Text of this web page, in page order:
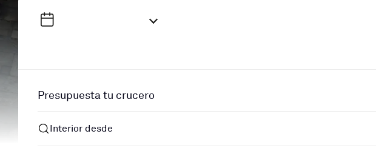
Presupuesta tu crucero
Interior desde